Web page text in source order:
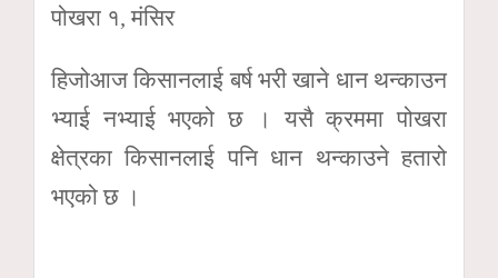
पोखरा १, मंसिर
हिजोआज किसानलाई बर्ष भरी खाने धान थन्काउन
भ्याई नभ्याई भएको छ । यसै क्रममा पोखरा
क्षेत्रका किसानलाई पनि धान थन्काउने हतारो
भएको छ ।